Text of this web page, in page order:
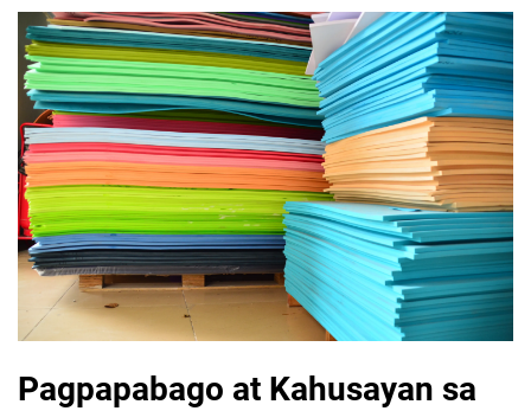
Pagpapabago at Kahusayan sa